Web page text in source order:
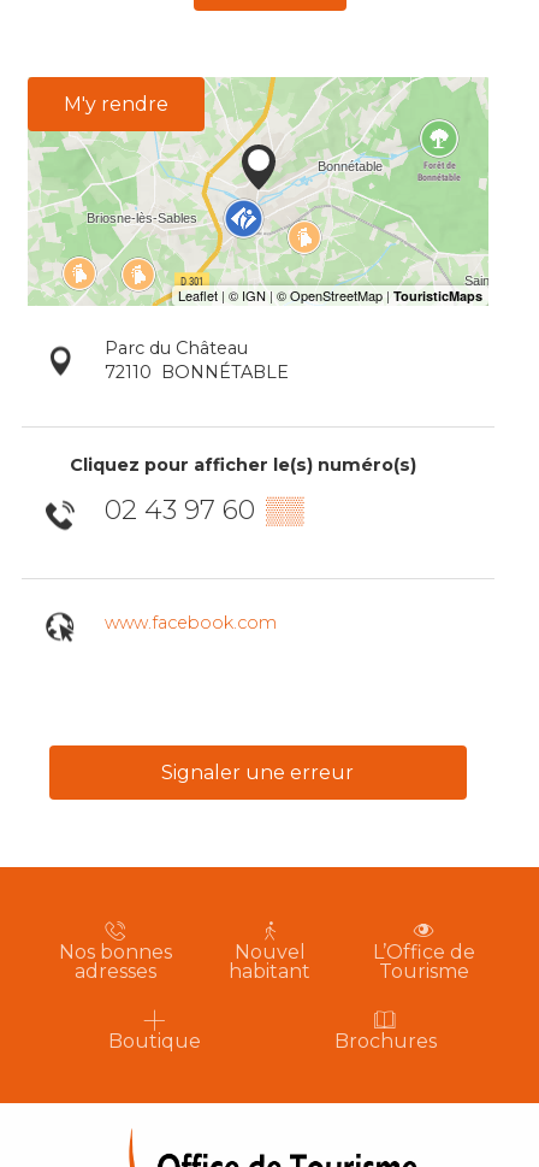
M'y rendre
Parc du Château
72110
BONNÉTABLE
Cliquez pour afficher le(s) numéro(s)
02 43 97 60 ▒▒
www.facebook.com
Signaler une erreur
Nos bonnes
adresses
Nouvel
habitant
L’Office de
Tourisme
Boutique Brochures